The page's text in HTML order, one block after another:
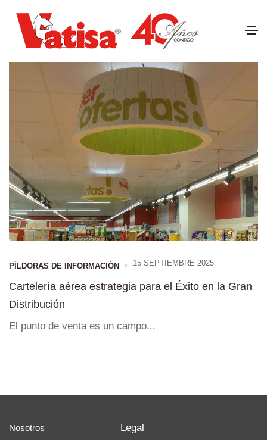
PÍLDORAS DE INFORMACIÓN 15 SEPTIEMBRE 2025
Cartelería aérea estrategia para el Éxito en la Gran
Distribución
El punto de venta es un campo...
Nosotros
Legal